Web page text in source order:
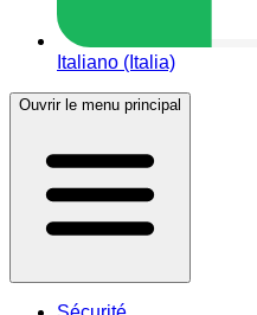
Italiano (Italia)
Ouvrir le menu principal